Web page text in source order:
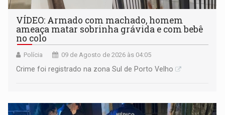
VÍDEO: Armado com machado, homem
ameaça matar sobrinha grávida e com bebê
no colo
Polícia 09 de Agosto de 2026 às 04:05
Crime foi registrado na zona Sul de Porto Velho